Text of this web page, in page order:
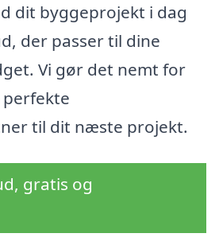
dit byggeprojekt i dag
der passer til dine
Vi gør det nemt for
til dit næste projekt.
gratis og